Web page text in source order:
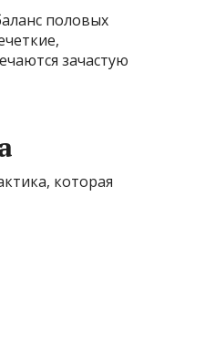
половых
зачастую
которая